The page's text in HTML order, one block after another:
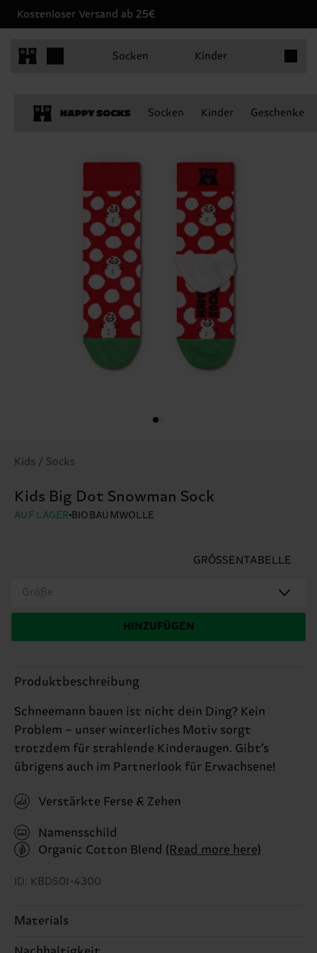
Kostenloser Versand ab 25€
Socken Kinder
Socken Kinder Geschenke
Kids / Socks
Kids Big Dot Snowman Sock
AUF LAGER BIOBAUMWOLLE
GRÖSSENTABELLE
Größe
HINZUFÜGEN
Produktbeschreibung
Schneemann bauen ist nicht dein Ding? Kein
Problem – unser winterliches Motiv sorgt
trotzdem für strahlende Kinderaugen. Gibt’s
übrigens auch im Partnerlook für Erwachsene!
Verstärkte Ferse & Zehen
Namensschild
Organic Cotton Blend (Read more here)
ID: KBDS01-4300
Materials